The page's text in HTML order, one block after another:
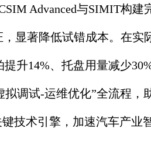
Advanced与SIMIT构
显著降低试错成本。在
升14%、托盘用量减少
调试-运维优化”全流程
技术引擎，加速汽车产业